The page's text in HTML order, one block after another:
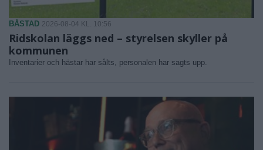
BÅSTAD 2026-08-04 KL. 10:56
Ridskolan läggs ned – styrelsen skyller på
kommunen
Inventarier och hästar har sålts, personalen har sagts upp.